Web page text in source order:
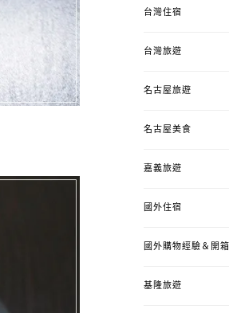
台灣住宿
台灣旅遊
名古屋旅遊
名古屋美食
嘉義旅遊
國外住宿
國外購物經驗＆開箱
基隆旅遊